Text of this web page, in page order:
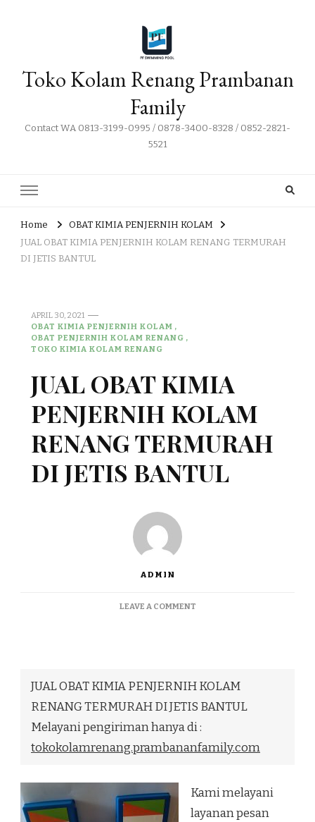
Toko Kolam Renang Prambanan
Family
Contact WA 0813-3199-0995 / 0878-3400-8328 / 0852-2821-
5521
Home
OBAT KIMIA PENJERNIH KOLAM
JUAL OBAT KIMIA PENJERNIH KOLAM RENANG TERMURAH
DI JETIS BANTUL
APRIL 30, 2021
OBAT KIMIA PENJERNIH KOLAM
OBAT PENJERNIH KOLAM RENANG
TOKO KIMIA KOLAM RENANG
JUAL OBAT KIMIA
PENJERNIH KOLAM
RENANG TERMURAH
DI JETIS BANTUL
ADMIN
LEAVE A COMMENTON
RENANG
DI
JETIS
JUAL OBAT KIMIA PENJERNIH KOLAM
RENANG TERMURAH DI JETIS BANTUL
Melayani pengiriman hanya di :
tokokolamrenang.prambananfamily.com
Kami melayani
layanan pesan